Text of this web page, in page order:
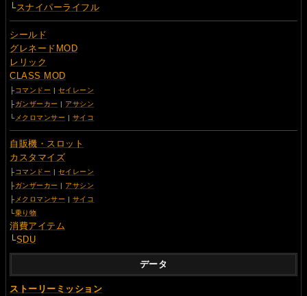
└スナイパーライフル
シールド
グレネードMOD
レリック
CLASS MOD
├コマンドー | セイレーン
├ガンザーカー | アサシン
└ メクロマンサー | サイコ
自販機・スロット
カスタマイズ
├コマンドー | セイレーン
├ガンザーカー | アサシン
├ メクロマンサー | サイコ
└乗り物
消費アイテム
└SDU
データ
ストーリーミッション